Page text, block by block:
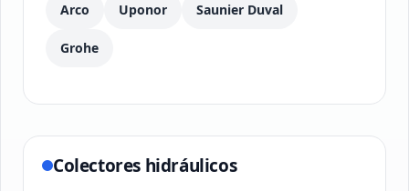
Arco Uponor Saunier Duval
Grohe
Colectores hidráulicos